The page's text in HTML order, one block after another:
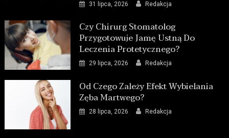
31 lipca, 2026 Redakcja
Czy Chirurg Stomatolog
Przygotowuje Jamę Ustną Do
Leczenia Protetycznego?
29 lipca, 2026 Redakcja
Od Czego Zależy Efekt Wybielania
Zęba Martwego?
28 lipca, 2026 Redakcja